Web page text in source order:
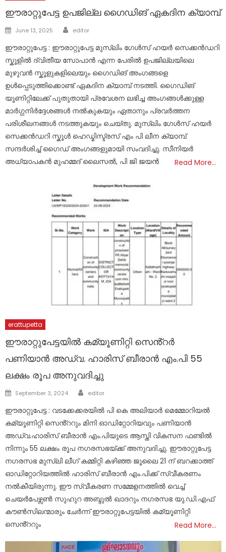
ഈരാറ്റുപേട്ട ഉപജില്ല ഗൈഡിങ് ഏകദിന ക്യാമ്പ്
Posted
June 13, 2025 Author
editor
ഈരാറ്റുപേട്ട : ഈരാറ്റുപേട്ട മുസ്ലിം ഗേൾസ് ഹയർ സെക്കൻഡറി
സ്കൂളിൽ ദ്വിതീയ സോപാൻ എന്ന പേരിൽ ഉപജില്ലയിലെ
മുഴുവൻ സ്കൂളുകളിലെയും ഗൈഡിങ് അംഗങ്ങളെ
ഉൾപ്പെടുത്തിക്കൊണ്ട് ഏകദിന ക്യാമ്പ് നടത്തി. ഗൈഡിങ്
യൂണിറ്റിലേക്ക് പുതുതായി പ്രവേശന ലഭിച്ച അംഗങ്ങൾക്കുള്ള
മാർഗ്ഗനിർദ്ദേശങ്ങൾ നൽകുകയും ഏതാനും പ്രവർത്തന
പരിശീലനങ്ങൾ നടത്തുകയും ചെയ്തു. മുസ്ലിം ഗേൾസ് ഹയർ
സെക്കൻഡറി സ്കൂൾ ഹെഡ്മിസ്ട്രസ് എം പി ലീന ക്യാമ്പ്
സന്ദർശിച്ച് ഗൈഡ് അംഗങ്ങളുമായി സംവദിച്ചു. സീനിയർ
അധ്യാപകൻ മുഹമ്മദ് ലൈസൽ, പി ജി ജയൻ
Read More…
erattupetta
ഈരാറ്റുപേട്ടയിൽ കമ്യൂണിറ്റി സെൻ്റർ
പണിയാൻ അഡ്വ. ഹാരിസ് ബീരാൻ എം.പി 55
ലക്ഷം രൂപ അനുവദിച്ചു
Posted
September 3, 2024 Author
editor
ഈരാറ്റുപേട്ട : വടക്കേക്കരയിൽ പി കെ അലിയാർ മെമ്മോറിയൽ
കമ്യൂണിറ്റി സെൻ്ററും മിനി ഓഡിറ്റോറിയവും പണിയാൻ
അഡ്വ.ഹാരിസ് ബീരാൻ എം.പിയുടെ ആസ്തി വികസന ഫണ്ടിൽ
നിന്നും 55 ലക്ഷം രൂപ നഗരസഭയ്ക്ക് അനുവദിച്ചു. ഈരാറ്റുപേട്ട
നഗരസഭ മുസ്ലി ലീഗ് കമ്മിറ്റി കഴിഞ്ഞ ജൂലൈ 21 ന് ബറക്കാത്ത്
ഓഡിറ്റോറിയത്തിൽ ഹാരിസ് ബീരാൻ എം.പിക്ക് സ്വീകരണം
നൽകീയിരുന്നു. ഈ സ്വീകരണ സമ്മേളനത്തിൽ വെച്ച്
ചെയർപേഴ്സൺ സുഹുറ അബ്ദുൽ ഖാദറും നഗരസഭ യു.ഡി.എഫ്
കൗൺസിലന്മാരും ചേർന്ന് ഈരാറ്റുപേട്ടയിൽ കമ്യൂണിറ്റി
സെൻ്ററും
Read More…